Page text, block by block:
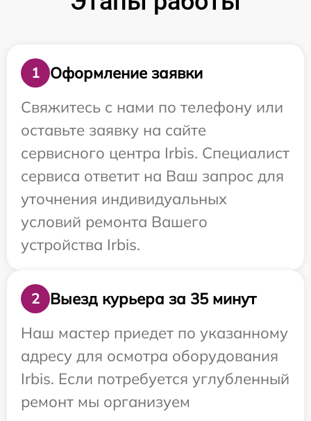
1
Оформление заявки
Свяжитесь с нами по телефону или
оставьте заявку на сайте
сервисного центра Irbis. Специалист
сервиса ответит на Ваш запрос для
уточнения индивидуальных
условий ремонта Вашего
устройства Irbis.
2
Выезд курьера за 35 минут
Наш мастер приедет по указанному
адресу для осмотра оборудования
Irbis. Если потребуется углубленный
ремонт мы организуем